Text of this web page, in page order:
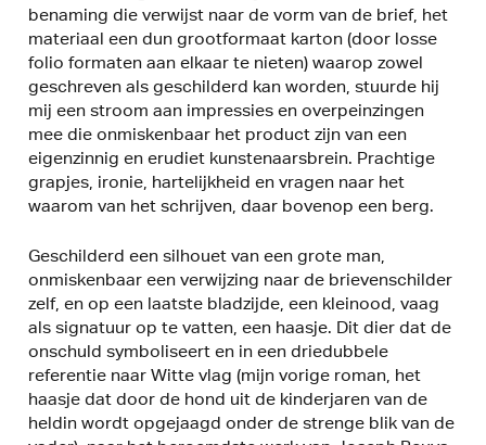
benaming die verwijst naar de vorm van de brief, het
materiaal een dun grootformaat karton (door losse
folio formaten aan elkaar te nieten) waarop zowel
geschreven als geschilderd kan worden, stuurde hij
mij een stroom aan impressies en overpeinzingen
mee die onmiskenbaar het product zijn van een
eigenzinnig en erudiet kunstenaarsbrein. Prachtige
grapjes, ironie, hartelijkheid en vragen naar het
waarom van het schrijven, daar bovenop een berg.
Geschilderd een silhouet van een grote man,
onmiskenbaar een verwijzing naar de brievenschilder
zelf, en op een laatste bladzijde, een kleinood, vaag
als signatuur op te vatten, een haasje. Dit dier dat de
onschuld symboliseert en in een driedubbele
referentie naar Witte vlag (mijn vorige roman, het
haasje dat door de hond uit de kinderjaren van de
heldin wordt opgejaagd onder de strenge blik van de